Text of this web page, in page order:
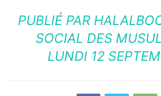
PUBLIÉ PAR
SOCIAL DES
LUNDI 12